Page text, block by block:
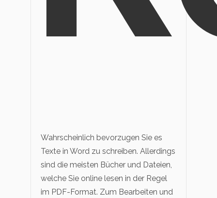
Wahrscheinlich bevorzugen Sie es
Texte in Word zu schreiben. Allerdings
sind die meisten Bücher und Dateien,
welche Sie online lesen in der Regel
im PDF-Format. Zum Bearbeiten und